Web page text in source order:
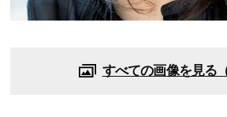
すべての画像を見る